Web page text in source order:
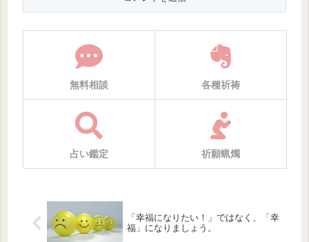
無料相談 各種祈祷
占い鑑定 祈願蝋燭
「幸福になりたい！」ではなく、「幸
福」になりましょう。